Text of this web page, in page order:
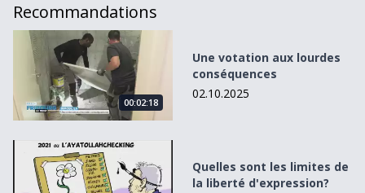
Recommandations
Une votation aux lourdes conséquences
00:02:18
Une votation aux lourdes
conséquences
02.10.2025
Quelles sont les limites de la liberté d&#039;expression?
Quelles sont les limites de
la liberté d'expression?